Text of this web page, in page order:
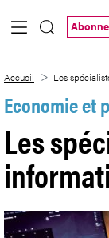
Saut au contenu
Accueil Les
Economie et
Les